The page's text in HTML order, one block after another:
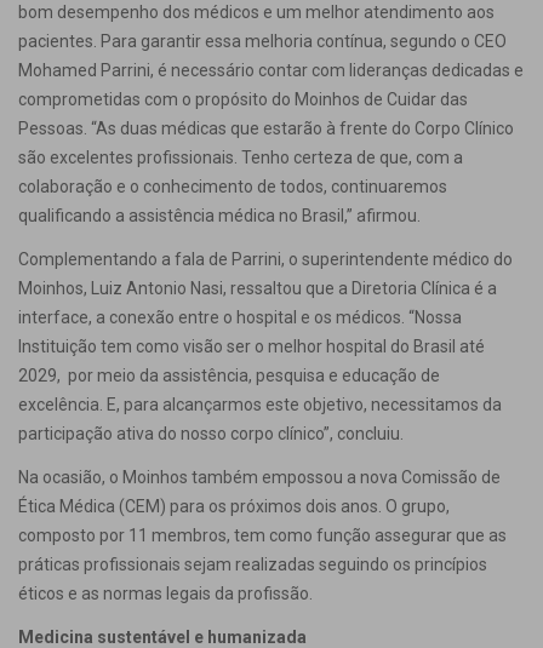
bom desempenho dos médicos e um melhor atendimento aos
pacientes. Para garantir essa melhoria contínua, segundo o CEO
Mohamed Parrini, é necessário contar com lideranças dedicadas e
comprometidas com o propósito do Moinhos de Cuidar das
Pessoas. “As duas médicas que estarão à frente do Corpo Clínico
são excelentes profissionais. Tenho certeza de que, com a
colaboração e o conhecimento de todos, continuaremos
qualificando a assistência médica no Brasil,” afirmou.
Complementando a fala de Parrini, o superintendente médico do
Moinhos, Luiz Antonio Nasi, ressaltou que a Diretoria Clínica é a
interface, a conexão entre o hospital e os médicos. “Nossa
Instituição tem como visão ser o melhor hospital do Brasil até
2029, por meio da assistência, pesquisa e educação de
excelência. E, para alcançarmos este objetivo, necessitamos da
participação ativa do nosso corpo clínico”, concluiu.
Na ocasião, o Moinhos também empossou a nova Comissão de
Ética Médica (CEM) para os próximos dois anos. O grupo,
composto por 11 membros, tem como função assegurar que as
práticas profissionais sejam realizadas seguindo os princípios
éticos e as normas legais da profissão.
Medicina sustentável e humanizada